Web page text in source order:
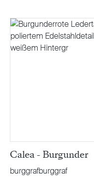
Calea - Burgunder
burggrafburggraf